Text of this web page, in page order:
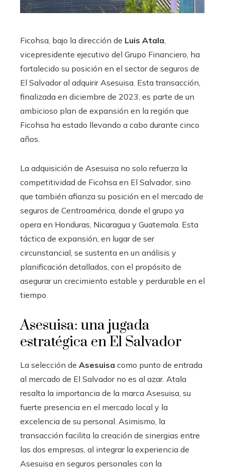
Ficohsa, bajo la dirección de Luis Atala
vicepresidente ejecutivo del Grupo Financiero, ha
fortalecido su posición en el sector de seguros de
El Salvador al adquirir Asesuisa. Esta transacción,
finalizada en diciembre de 2023, es parte de un
ambicioso plan de expansión en la región que
Ficohsa ha estado llevando a cabo durante cinco
años.
La adquisición de Asesuisa no solo refuerza la
competitividad de Ficohsa en El Salvador, sino
que también afianza su posición en el mercado de
seguros de Centroamérica, donde el grupo ya
opera en Honduras, Nicaragua y Guatemala. Esta
táctica de expansión, en lugar de ser
circunstancial, se sustenta en un análisis y
planificación detallados, con el propósito de
asegurar un crecimiento estable y perdurable en el
tiempo.
Asesuisa: una jugada
estratégica en El Salvador
La selección de Asesuisa como punto de entrada
al mercado de El Salvador no es al azar. Atala
resalta la importancia de la marca Asesuisa, su
fuerte presencia en el mercado local y la
excelencia de su personal. Asimismo, la
transacción facilita la creación de sinergias entre
las dos empresas, al integrar la experiencia de
Asesuisa en seguros personales con la